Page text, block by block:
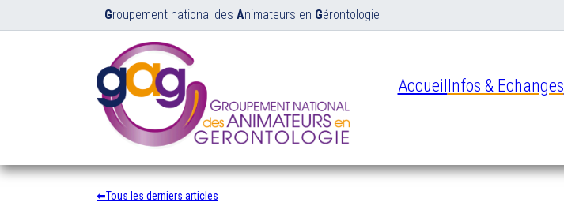
Groupement national des Animateurs en Gérontologie
AccueilInfos & Echanges
Tous les derniers articles